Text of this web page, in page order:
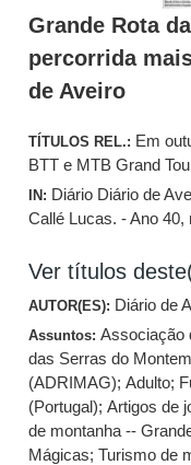
Grande Rota
percorrida
de Aveiro
TÍTULOS REL.: Em
BTT e MTB Grand
IN: Diário Diário de
Callé Lucas. - Ano 40,
Ver títulos
AUTOR(ES): Diário de
Assuntos:Associação
das Serras do
(ADRIMAG);Adulto;
(Portugal);Artigos de
de montanha --
Mágicas;Turismo de